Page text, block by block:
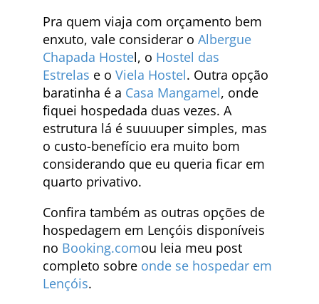
Pra quem viaja com orçamento bem
enxuto, vale considerar o Albergue
Chapada Hostel, o Hostel das
Estrelas e o Viela Hostel. Outra opção
baratinha é a Casa Mangamel, onde
fiquei hospedada duas vezes. A
estrutura lá é suuuuper simples, mas
o custo-benefício era muito bom
considerando que eu queria ficar em
quarto privativo.
Confira também as outras opções de
hospedagem em Lençóis disponíveis
no Booking.comou leia meu post
completo sobre onde se hospedar em
Lençóis.